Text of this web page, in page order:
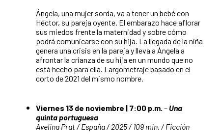
Ángela, una mujer sorda, va a tener un bebé con
Héctor, su pareja oyente. El embarazo hace aflorar
sus miedos frente la maternidad y sobre cómo
podrá comunicarse con su hija. La llegada de la niña
genera una crisis en la pareja y lleva a Ángela a
afrontar la crianza de su hija en un mundo que no
está hecho para ella. Largometraje basado en el
corto de 2021 del mismo nombre.
Viernes 13 de noviembre | 7:00 p.m. – Una
quinta portuguesa
Avelina Prat / España / 2025 / 109 min. / Ficción